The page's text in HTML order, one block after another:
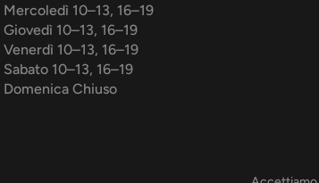
Mercoledì 10–13, 16–19
Giovedì 10–13, 16–19
Venerdì 10–13, 16–19
Sabato 10–13, 16–19
Domenica Chiuso